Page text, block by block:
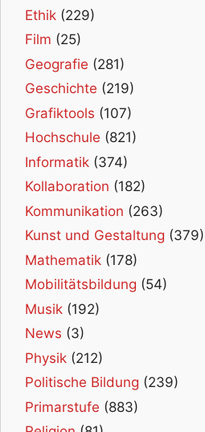
Ethik (229)
Film (25)
Geografie (281)
Geschichte (219)
Grafiktools (107)
Hochschule (821)
Informatik (374)
Kollaboration (182)
Kommunikation (263)
Kunst und Gestaltung (379)
Mathematik (178)
Mobilitätsbildung (54)
Musik (192)
News (3)
Physik (212)
Politische Bildung (239)
Primarstufe (883)